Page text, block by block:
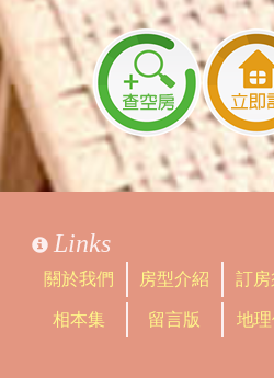
Links
關於我們 房型介紹 訂房
相本集 留言版 地